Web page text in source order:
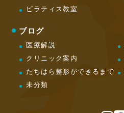
ピラティス教室
ブログ
医療解説
クリニック案内
たちはら整形ができるまで
未分類